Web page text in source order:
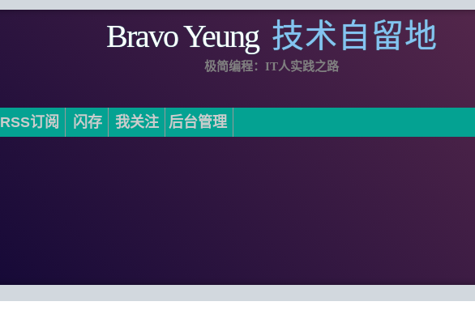
Bravo Yeung 技术自留地
极简编程：IT人实践之路
RSS订阅 闪存 我关注 后台管理